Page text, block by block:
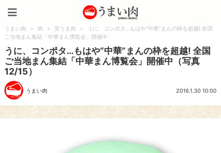
うまい肉 > 肉 > 安うま肉 >
うに、コンポタ…もはや“中華”まんの枠を超越! 全国
ご当地まん集結「中華まん博覧会」開催中
うに、コンポタ…もはや“中華”まんの枠を超越! 全国
ご当地まん集結「中華まん博覧会」開催中（写真
12/15）
うまい肉 2016.1.30 10:00